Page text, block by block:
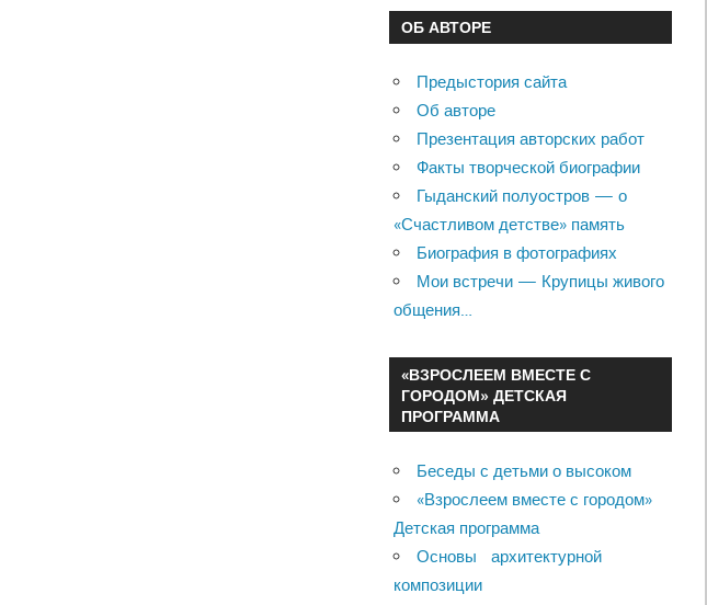
ОБ АВТОРЕ
Предыстория сайта
Об авторе
Презентация авторских работ
Факты творческой биографии
Гыданский полуостров — о
«Счастливом детстве» память
Биография в фотографиях
Мои встречи — Крупицы живого
общения…
«ВЗРОСЛЕЕМ ВМЕСТЕ С
ГОРОДОМ» ДЕТСКАЯ
ПРОГРАММА
Беседы с детьми о высоком
«Взрослеем вместе с городом»
Детская программа
Основы архитектурной
композиции